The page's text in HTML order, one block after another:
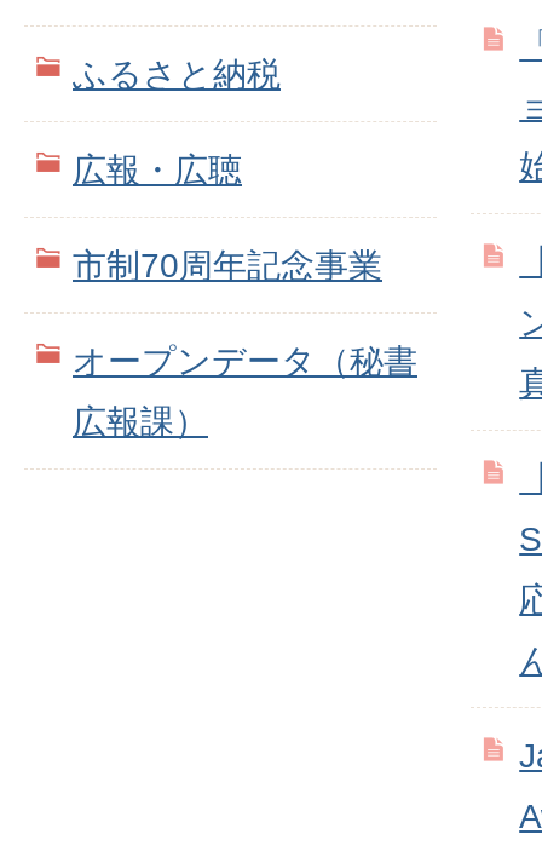
ふるさと納税
広報・広聴
市制70周年記念事業
オープンデータ（秘書
広報課）